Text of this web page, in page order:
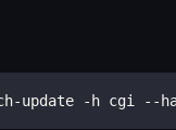
update -h cgi --